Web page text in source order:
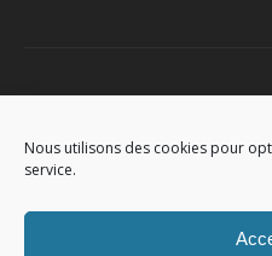
Nous utilisons des cookies pour
service.